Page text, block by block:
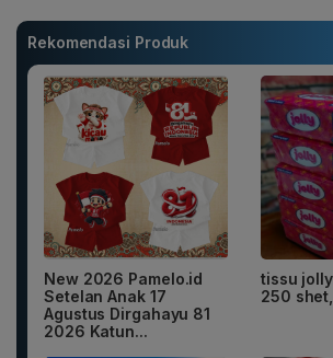
Rekomendasi Produk
New 2026 Pamelo.id
Setelan Anak 17
Agustus Dirgahayu 81
2026 Katun...
tissu
250